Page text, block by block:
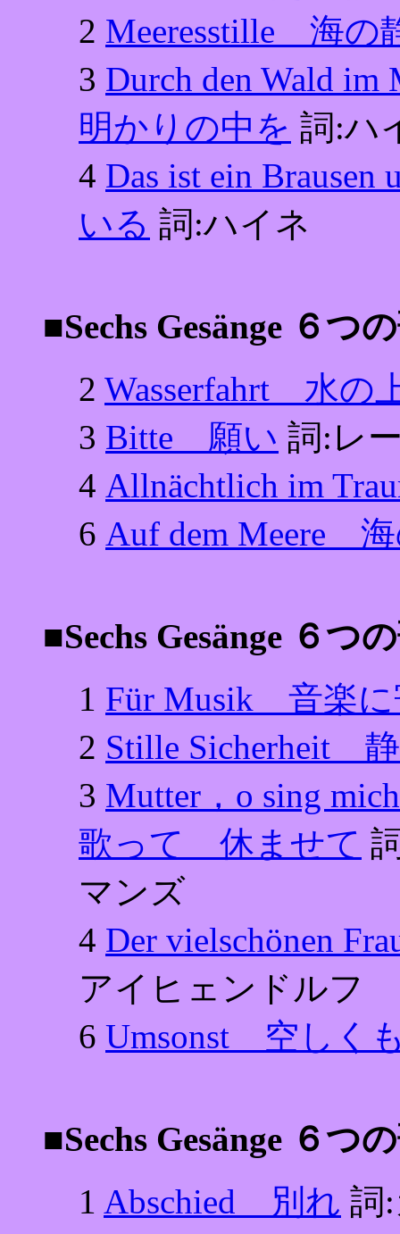
2 Meeresstille 海の
3 Durch den Wald
明かりの中を 詞:ハ
4 Das ist ein
いる 詞:ハイネ
■Sechs Gesänge ６
2 Wasserfahrt 水の
3 Bitte 願い 詞:レ
4 Allnächtlich im
6 Auf dem Meere
■Sechs Gesänge ６つ
1 Für Musik 音楽に
2 Stille Sicherheit
3 Mutter，o sing
歌って 休ませて
マンズ
4 Der vielschönen
アイヒェンドルフ
6 Umsonst 空しく
■Sechs Gesänge ６
1 Abschied 別れ 詞